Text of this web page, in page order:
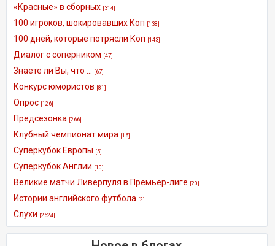
«Красные» в сборных [314]
100 игроков, шокировавших Коп [138]
100 дней, которые потрясли Коп [143]
Диалог с соперником [47]
Знаете ли Вы, что ... [67]
Конкурс юмористов [81]
Опрос [126]
Предсезонка [266]
Клубный чемпионат мира [16]
Суперкубок Европы [5]
Суперкубок Англии [10]
Великие матчи Ливерпуля в Премьер-лиге [20]
Истории английского футбола [2]
Слухи [2624]